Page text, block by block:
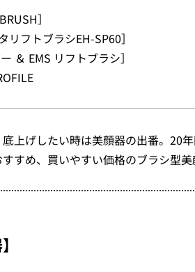
］
フトブラシEH-SP60］
＆ EMS リフトブラシ］
上げしたい時は美顔器の出番。20
すめ、買いやすい価格のブラシ型美